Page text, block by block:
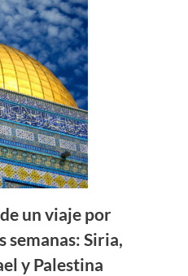
un viaje por
semanas: Siria,
y Palestina